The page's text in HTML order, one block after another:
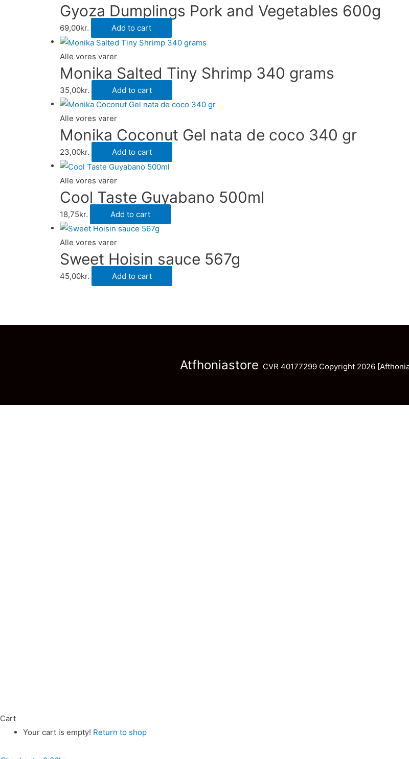
Gyoza Dumplings Pork and Vegetables 600g
69,00kr. Add to cart
Alle vores varer
Monika Salted Tiny Shrimp 340 grams
35,00kr. Add to cart
Alle vores varer
Monika Coconut Gel nata de coco 340 gr
23,00kr. Add to cart
Alle vores varer
Cool Taste Guyabano 500ml
18,75kr. Add to cart
Alle vores varer
Sweet Hoisin sauce 567g
45,00kr. Add to cart
Atfhoniastore CVR 40177299 Copyright 2026
Cart
Your cart is empty! Return to shop